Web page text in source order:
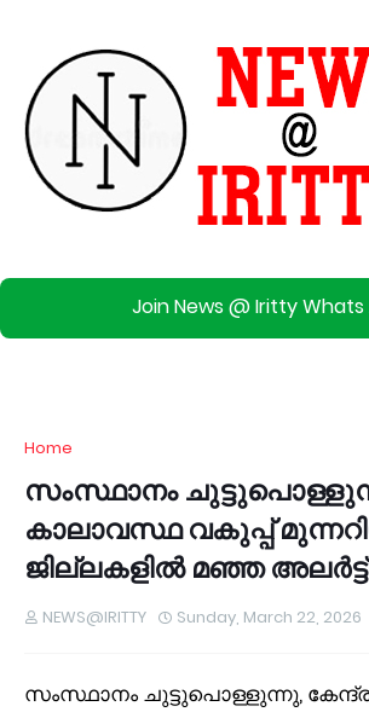
Join News @ Iritty
Home
സംസ്ഥാനം
കാലാവസ്ഥ വകുപ്പ്
ജില്ലകളിൽ മഞ്ഞ അലർട്ട്
NEWS@IRITTY Sunday, March 22, 2026
സംസ്ഥാനം ചുട്ടുപൊള്ളുന്നു,